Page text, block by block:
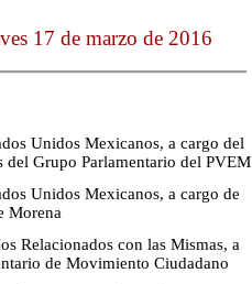
17 de marzo de 2016
Unidos Mexicanos, a cargo del
del Grupo Parlamentario del PVEM
Unidos Mexicanos, a cargo de
Morena
Relacionados con las Mismas, a
de Movimiento Ciudadano